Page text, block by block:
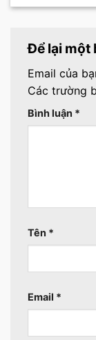
Để lại một
Email của
Các trường
Bình luận *
Tên *
Email *